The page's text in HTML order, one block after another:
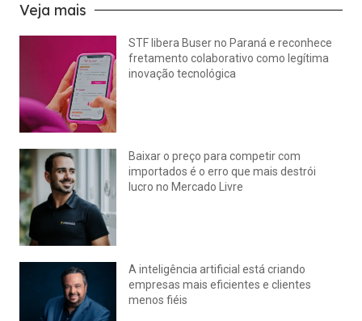
Veja mais
STF libera Buser no Paraná e reconhece
fretamento colaborativo como legítima
inovação tecnológica
Baixar o preço para competir com
importados é o erro que mais destrói
lucro no Mercado Livre
A inteligência artificial está criando
empresas mais eficientes e clientes
menos fiéis